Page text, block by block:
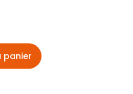
panier